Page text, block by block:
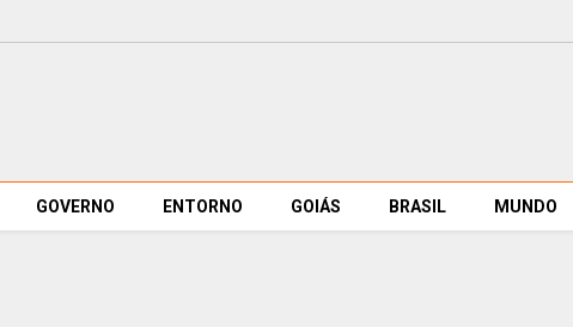
GOVERNO ENTORNO GOIÁS BRASIL MUNDO